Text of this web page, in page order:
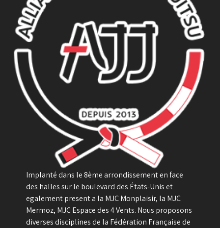
Implanté dans le 8ème arrondissement en face
des halles sur le boulevard des États-Unis et
egalement present a la MJC Monplaisir, la MJC
Mermoz, MJC Espace des 4 Vents. Nous proposons
diverses disciplines de la Fédération Française de